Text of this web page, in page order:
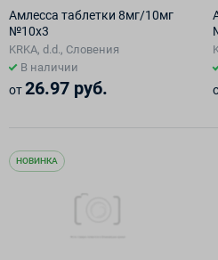
Амлесса таблетки 8мг/10мг
№10х3
KRKA, d.d., Словения
В наличии
от26.97 руб.
НОВИНКА